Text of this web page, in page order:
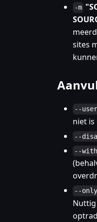
-m
sites
--
niet
--
--
--